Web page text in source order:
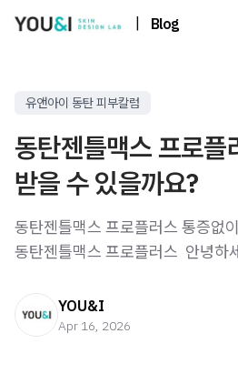
Blog
유앤아이 동탄 피부칼럼
동탄젠틀맥스 프로플
받을 수 있을까요?
동탄젠틀맥스 프로플러스 통증없
동탄젠틀맥스 프로플러스 ​ 안녕하
YOU&I
Apr 16, 2026